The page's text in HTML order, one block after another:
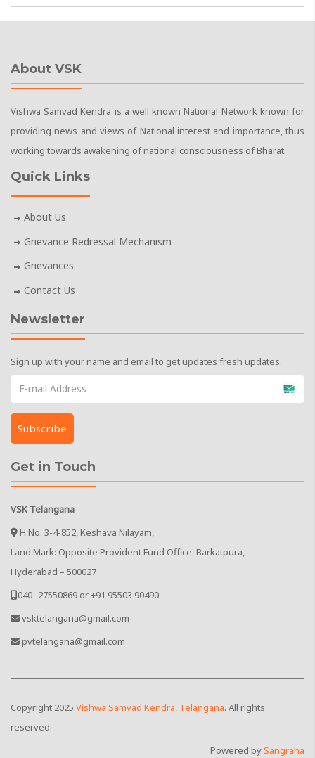
About VSK
Vishwa Samvad Kendra is a well known National Network known for
providing news and views of National interest and importance, thus
working towards awakening of national consciousness of Bharat.
Quick Links
About Us
Grievance Redressal Mechanism
Grievances
Contact Us
Newsletter
Sign up with your name and email to get updates fresh updates.
Get in Touch
VSK Telangana
H.No. 3-4-852, Keshava Nilayam,
Land Mark: Opposite Provident Fund Office. Barkatpura,
Hyderabad – 500027
040- 27550869 or +91 95503 90490
vsktelangana@gmail.com
pvtelangana@gmail.com
Copyright 2025 Vishwa Samvad Kendra, Telangana. All rights
reserved.
Powered bySangraha